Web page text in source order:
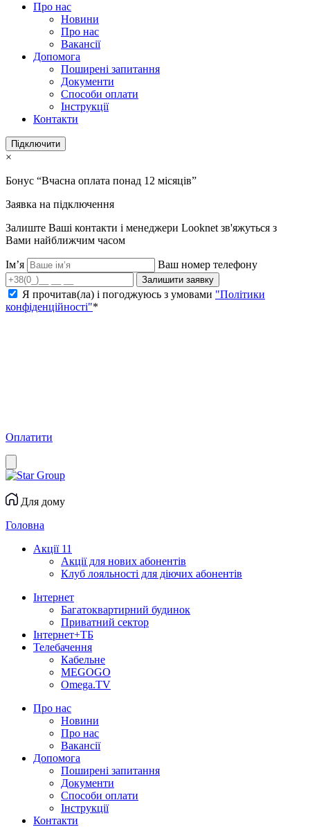
Про нас
Новини
Про нас
Вакансії
Допомога
Поширені запитання
Документи
Способи оплати
Інструкції
Контакти
Підключити
×
Бонус “Вчасна оплата понад 12 місяців”
Заявка на підключення
Залиште Ваші контакти і менеджери Looknet зв'яжуться з
Вами найближчим часом
Ім’я Ваш номер телефону
Залишити заявку
Я прочитав(ла) і погоджуюсь з умовами "Політики
конфіденційності"*
Оплатити
Для дому
Головна
Акції 11
Акції для нових абонентів
Клуб лояльності для діючих абонентів
Інтернет
Багатоквартирний будинок
Приватний сектор
Інтернет+ТБ
Телебачення
Кабельне
MEGOGO
Omega.TV
Про нас
Новини
Про нас
Вакансії
Допомога
Поширені запитання
Документи
Способи оплати
Інструкції
Контакти